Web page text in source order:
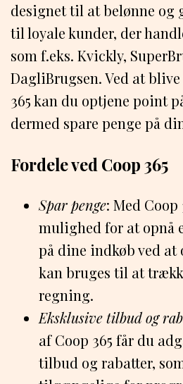
designet til at belønne og
til loyale kunder, der
som f.eks. Kvickly,
DagliBrugsen. Ved at
365 kan du optjene point
dermed spare penge på
Fordele ved Coop 365
Spar penge: Med Coop
mulighed for at opnå
på dine indkøb ved at
kan bruges til at
regning.
Eksklusive tilbud og
af Coop 365 får du
tilbud og rabatter,